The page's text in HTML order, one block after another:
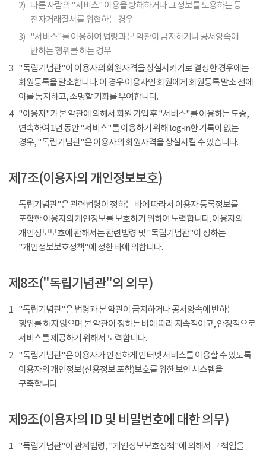
2) 다른 사람의 "서비스" 이용을 방해하거나 그 정보를 도용하는 등
전자거래질서를 위협하는 경우
3) "서비스"를 이용하여 법령과 본 약관이 금지하거나 공서양속에
반하는 행위를 하는 경우
3 "독립기념관"이 이용자의 회원자격을 상실시키기로 결정한 경우에는
회원등록을 말소합니다. 이 경우 이용자인 회원에게 회원등록 말소 전에
이를 통지하고, 소명할 기회를 부여합니다.
4
"이용자"가 본 약관에 의해서 회원 가입 후 "서비스"를 이용하는 도중,
연속하여 1년 동안 "서비스"를 이용하기 위해 log-in한 기록이 없는
경우, "독립기념관"은 이용자의 회원자격을 상실시킬 수 있습니다.
제7조(이용자의 개인정보보호)
독립기념관"은 관련법령이 정하는 바에 따라서 이용자 등록정보를
포함한 이용자의 개인정보를 보호하기 위하여 노력합니다. 이용자의
개인정보보호에 관해서는 관련법령 및 "독립기념관"이 정하는
"개인정보보호정책"에 정한 바에 의합니다.
제8조("독립기념관"의 의무)
1 "독립기념관"은 법령과 본 약관이 금지하거나 공서양속에 반하는
행위를 하지 않으며 본 약관이 정하는 바에 따라 지속적이고, 안정적으로
서비스를 제공하기 위해서 노력합니다.
2 "독립기념관"은 이용자가 안전하게 인터넷 서비스를 이용할 수 있도록
이용자의 개인정보(신용정보 포함)보호를 위한 보안 시스템을
구축합니다.
제9조(이용자의 ID 및 비밀번호에 대한 의무)
1 "독립기념관"이 관계법령, "개인정보보호정책"에 의해서 그 책임을